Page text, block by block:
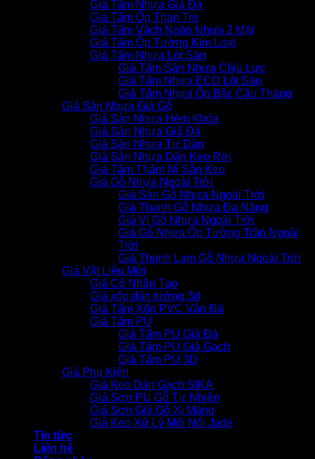
Giá Tấm Nhựa Giả Đá
Giá Tấm Ốp Than Tre
Giá Tấm Vách Ngăn Nhựa 2 Mặt
Giá Tấm Ốp Tường Kim Loại
Giá Tấm Nhựa Lót Sàn
Giá Tấm Sàn Nhựa Chịu Lực
Giá Tấm Nhựa ECO Lót Sàn
Giá Tấm Nhựa Ốp Bậc Cầu Thang
Giá Sàn Nhựa Giả Gỗ
Giá Sàn Nhựa Hèm Khóa
Giá Sàn Nhựa Giả Đá
Giá Sàn Nhựa Tự Dán
Giá Sàn Nhựa Dán Keo Rời
Giá Tấm Thảm Nỉ Sẵn Keo
Giá Gỗ Nhựa Ngoài Trời
Giá Sàn Gỗ Nhựa Ngoài Trời
Giá Thanh Gỗ Nhựa Đa Năng
Giá Vỉ Gỗ Nhựa Ngoài Trời
Giá Gỗ Nhựa Ốp Tường Trần Ngoài
Trời
Giá Thanh Lam Gỗ Nhựa Ngoài Trời
Giá Vật Liệu Mới
Giá Cỏ Nhân Tạo
Giá xốp dán tường 3d
Giá Tấm Xốp PVC Vân Đá
Giá Tấm PU
Giá Tấm PU Giả Đá
Giá Tấm PU Giả Gạch
Giá Tấm PU 3D
Giá Phụ Kiện
Giá Keo Dán Gạch SIKA
Giá Sơn PU Gỗ Tự Nhiên
Giá Sơn Giả Gỗ Xi Măng
Giá Keo Xử Lý Mối Nối Jade
Tin tức
Liên hệ